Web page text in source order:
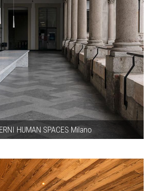
HUMAN SPACES Milano